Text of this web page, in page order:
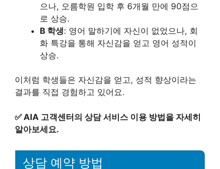
으나, 오름학원 입학 후 6개월 만에 90점으
로 상승.
B 학생: 영어 말하기에 자신이 없었으나, 회
화 특강을 통해 자신감을 얻고 영어 성적이
상승.
이처럼 학생들은 자신감을 얻고, 성적 향상이라는
결과를 직접 경험하고 있어요.
✅ AIA 고객센터의 상담 서비스 이용 방법을 자세히
알아보세요.
상담 예약 방법